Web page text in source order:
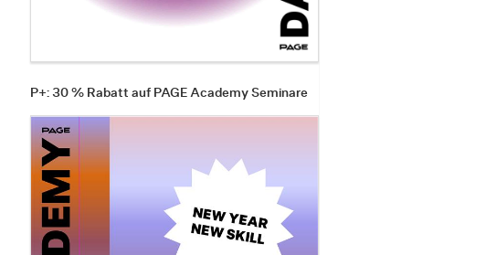
P+: 30 % Rabatt auf PAGE Academy Seminare